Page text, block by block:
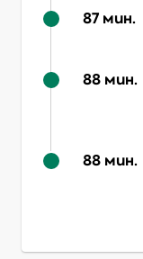
87 мин.
88 мин.
88 мин.